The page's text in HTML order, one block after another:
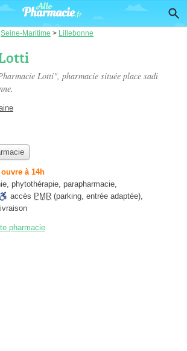
Seine-Maritime > Lillebonne
Lotti", pharmacie située place sadi
ouvre à 14h
, phytothérapie, parapharmacie,
accès PMR (parking, entrée adaptée),
livraison
pharmacie